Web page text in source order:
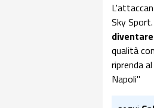
Sky
qualità
riprenda
Napoli"